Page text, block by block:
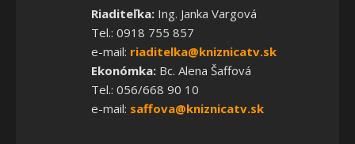
Riaditeľka:Ing. Janka Vargová
Tel.: 0918 755 857
e-mail: riaditelka@kniznicatv.sk
Ekonómka:Bc. Alena Šaffová
Tel.: 056/668 90 10
e-mail: saffova@kniznicatv.sk